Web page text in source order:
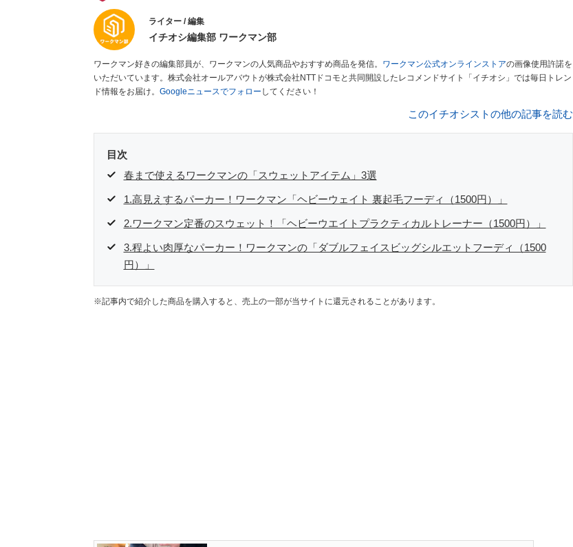
ライター / 編集
イチオシ編集部 ワークマン部
ワークマン好きの編集部員が、ワークマンの人気商品やおすすめ商品を発信。 ワークマン公式オンラインストアの画像使用許諾を
いただいています。株式会社オールアバウトが株式会社NTTドコモと共同開設したレコメンドサイト「イチオシ」では毎日トレン
ド情報をお届け。 Googleニュースでフォロー してください！
このイチオシストの他の記事を読む
目次
春まで使えるワークマンの「スウェットアイテム」3選
1.高見えするパーカー！ワークマン「ヘビーウェイト 裏起毛フーディ（1500円）」
2.ワークマン定番のスウェット！「ヘビーウエイトプラクティカルトレーナー（1500円）」
3.程よい肉厚なパーカー！ワークマンの「ダブルフェイスビッグシルエットフーディ（1500
円）」
※記事内で紹介した商品を購入すると、売上の一部が当サイトに還元されることがあります。